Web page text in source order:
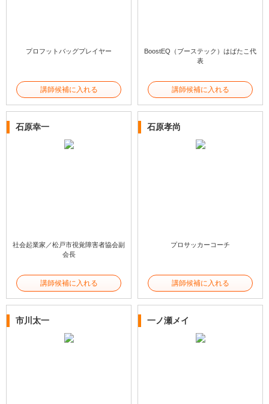
プロフットバッグプレイヤー
講師候補に入れる
BoostEQ（ブーステック）はばたこ代
表
講師候補に入れる
石原幸一
社会起業家／松戸市視覚障害者協会副
会長
講師候補に入れる
石原孝尚
プロサッカーコーチ
講師候補に入れる
市川太一 一ノ瀬メイ